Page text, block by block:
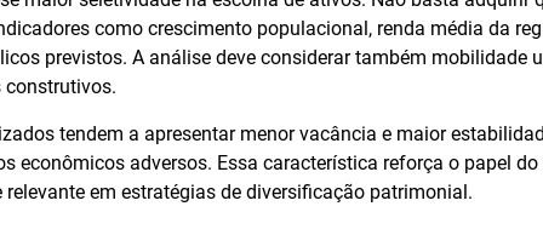
como crescimento populacional, renda média da
previstos. A análise deve considerar também mobilidade
construtivos.
tendem a apresentar menor vacância e maior
econômicos adversos. Essa característica reforça o papel
em estratégias de diversificação patrimonial.